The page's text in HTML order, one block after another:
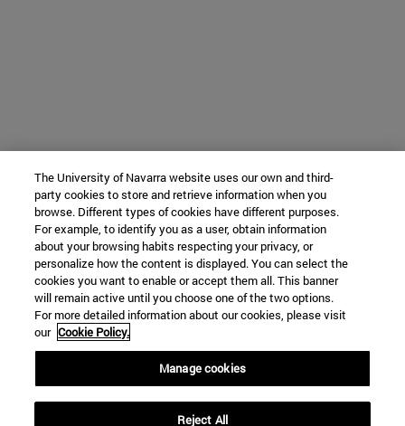
The University of Navarra website uses our own and third-
party cookies to store and retrieve information when you
browse. Different types of cookies have different purposes.
For example, to identify you as a user, obtain information
about your browsing habits respecting your privacy, or
personalize how the content is displayed. You can select the
cookies you want to enable or accept them all. This banner
will remain active until you choose one of the two options.
For more detailed information about our cookies, please visit
our Cookie Policy.
Manage cookies
Reject All